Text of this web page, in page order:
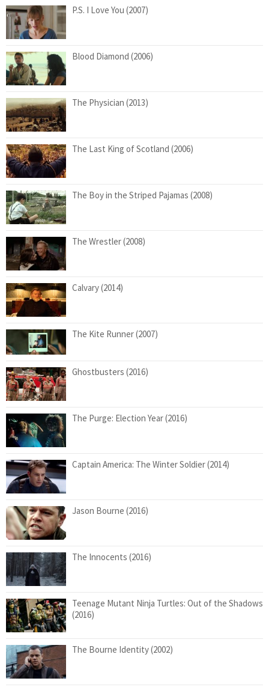
P.S. I Love You (2007)
Blood Diamond (2006)
The Physician (2013)
The Last King of Scotland (2006)
The Boy in the Striped Pajamas (2008)
The Wrestler (2008)
Calvary (2014)
The Kite Runner (2007)
Ghostbusters (2016)
The Purge: Election Year (2016)
Captain America: The Winter Soldier (2014)
Jason Bourne (2016)
The Innocents (2016)
Teenage Mutant Ninja Turtles: Out of the Shadows
(2016)
The Bourne Identity (2002)